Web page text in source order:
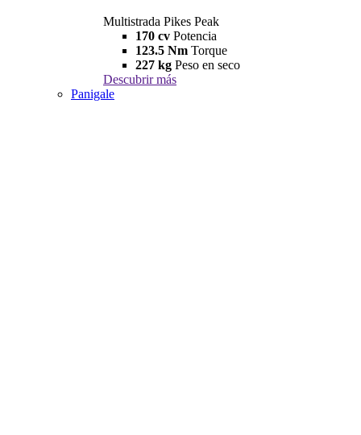
Multistrada Pikes Peak
170 cv Potencia
123.5 Nm Torque
227 kg Peso en seco
Descubrir más
Panigale